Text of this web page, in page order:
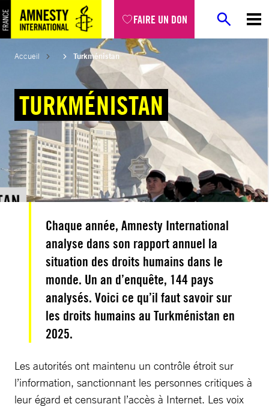
FAIRE UN DON
Aller
au
contenu
Accueil Turkménistan
TURKMÉNISTAN
Chaque année, Amnesty International
analyse dans son rapport annuel la
situation des droits humains dans le
monde. Un an d’enquête, 144 pays
analysés. Voici ce qu’il faut savoir sur
les droits humains au Turkménistan en
2025.
Les autorités ont maintenu un contrôle étroit sur
l’information, sanctionnant les personnes critiques à
leur égard et censurant l’accès à Internet. Les voix